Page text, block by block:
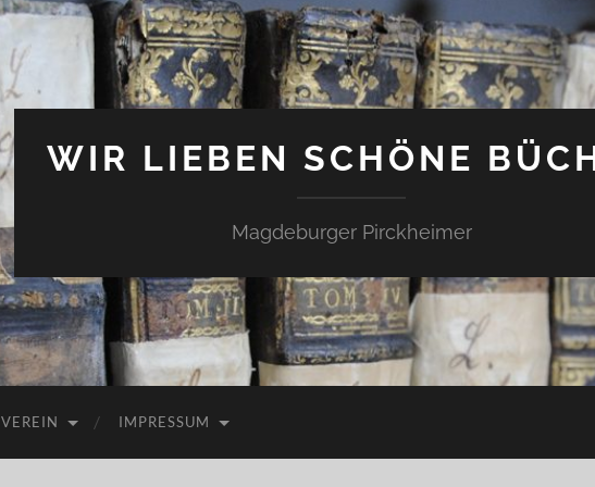
WIR LIEBEN SCHÖNE
Magdeburger Pirckheimer
VEREIN IMPRESSUM